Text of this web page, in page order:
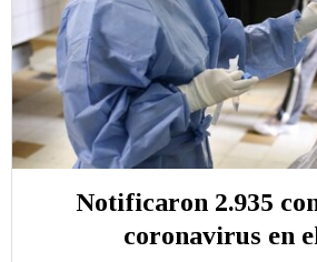
Notificaron 2.935
coronavirus en